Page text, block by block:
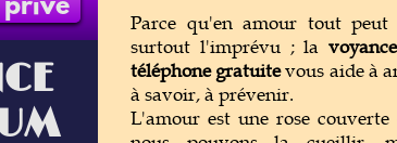
privé
Parce qu'en amour tout peut
surtout l'imprévu ; la
téléphone gratuitevous aide à
à savoir, à prévenir.
L'amour est une rose couverte